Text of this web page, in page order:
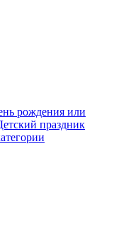
рождения или
праздник